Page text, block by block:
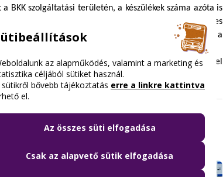
BKK szolgáltatási területén, a készülékek száma azóta is
visszaadnak, ezenkívül hagyományos és érintésmentes
képest kevesebb sorban állásra kell számítaniuk a
kiállítására is alkalmasak.
kisfilm és az interaktív bemutató felületsegítségével
az alapműködés, valamint a marketing és
céljából sütiket használ.
sütikről bővebb tájékoztatás erre a linkre kattintva
el.
Az összes süti elfogadása
Csak az alapvető sütik elfogadása